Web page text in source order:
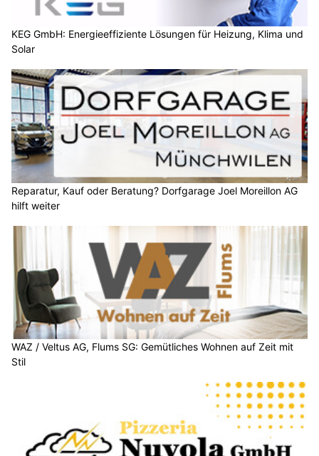
KEG GmbH: Energieeffiziente Lösungen für Heizung, Klima und
Solar
Reparatur, Kauf oder Beratung? Dorfgarage Joel Moreillon AG
hilft weiter
WAZ / Veltus AG, Flums SG: Gemütliches Wohnen auf Zeit mit
Stil